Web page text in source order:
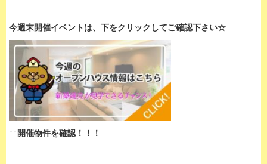
今週末開催イベントは、下をクリックしてご確認下さい☆
↑↑開催物件を確認！！！